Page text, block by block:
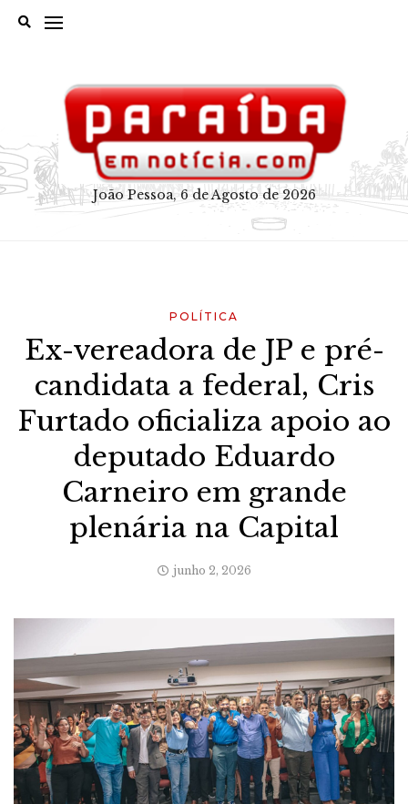
João Pessoa, 6 de Agosto de 2026
POLÍTICA
Ex-vereadora de JP e pré-
candidata a federal, Cris
Furtado oficializa apoio ao
deputado Eduardo
Carneiro em grande
plenária na Capital
junho 2, 2026